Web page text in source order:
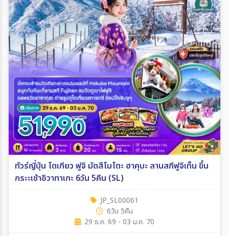
ทัวร์ญี่ปุ่น โตเกียว ฟูจิ มัตสึโมโตะ ฮาคุบะ ลานสกีฟูจิเท็น ขึ้น
กระะเช้าอิวาทาเกะ 6วัน 5คืน (SL)
JP_SL00061
6วัน 5คืน
29 ธ.ค. 69 - 03 ม.ค. 70